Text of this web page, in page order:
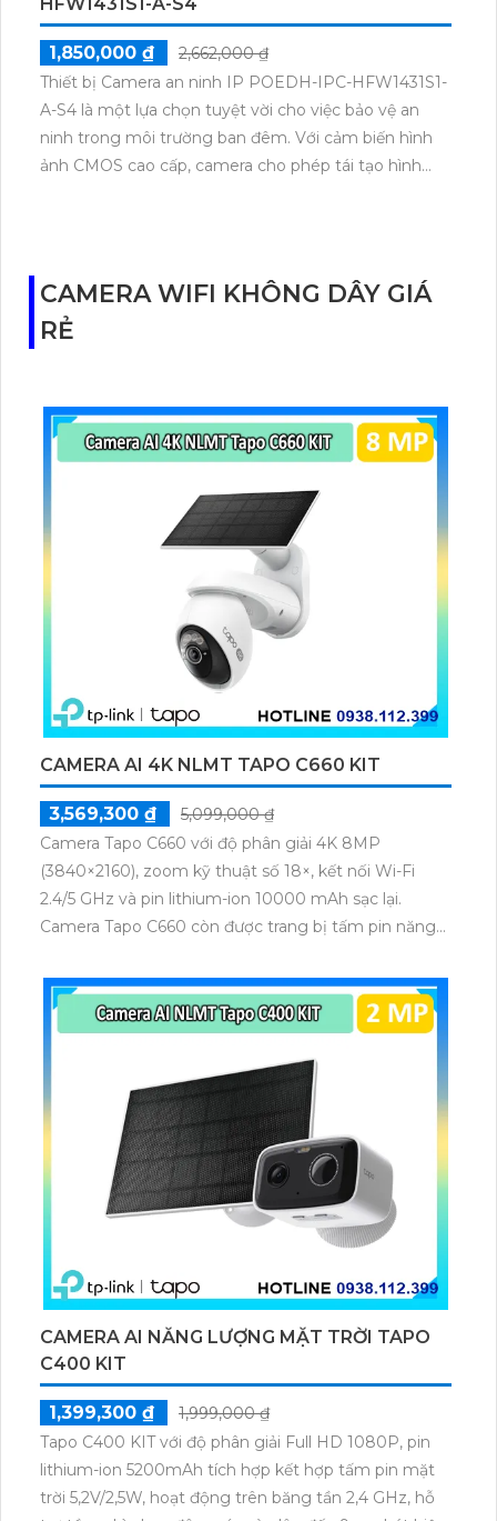
1,850,000 ₫
2,662,000 ₫
Thiết bị Camera an ninh IP POEDH-IPC-HFW1431S1-
A-S4 là một lựa chọn tuyệt vời cho việc bảo vệ an
ninh trong môi trường ban đêm. Với cảm biến hình
ảnh CMOS cao cấp, camera cho phép tái tạo hình
cho phép truyền tải hình ảnh màu sắc sáng đẹp với
độ phân giải 4.0 MP. Camera cũng hỗ trợ lưu trữ lâu
hơn với các công nghệ nén
tuyệt vời giúp camera hoạt động hiệu quả trong việc
theo dõi ban đêm.
CAMERA WIFI KHÔNG DÂY GIÁ
RẺ
CAMERA AI 4K NLMT TAPO C660 KIT
3,569,300 ₫
5,099,000 ₫
Camera Tapo C660 với độ phân giải 4K 8MP
(3840×2160), zoom kỹ thuật số 18×, kết nối Wi-Fi
2.4/5 GHz và pin lithium-ion 10000 mAh sạc lại.
Camera Tapo C660 còn được trang bị tấm pin năng
thú cưng, phương tiện, lưu trữ thẻ microSD tối đa 512
GB.
CAMERA AI NĂNG LƯỢNG MẶT TRỜI TAPO
C400 KIT
1,399,300 ₫
1,999,000 ₫
Tapo C400 KIT với độ phân giải Full HD 1080P, pin
lithium-ion 5200mAh tích hợp kết hợp tấm pin mặt
trời 5,2V/2,5W, hoạt động trên băng tần 2,4 GHz, hỗ